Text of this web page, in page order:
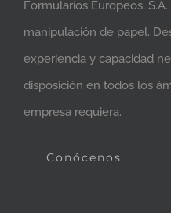
Formularios Europeos,
manipulación de papel.
experiencia y capacidad
disposición en todos los
empresa requiera.
Conócenos